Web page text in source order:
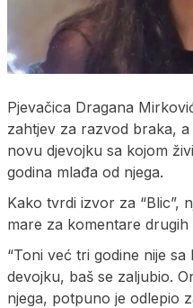
Pjevačica Dragana
zahtjev za razvod braka,
novu djevojku sa kojom
godina mlađa od njega.
Kako tvrdi izvor za “Blic”,
mare za komentare drugih
“Toni već tri godine nije
devojku, baš se zaljubio.
njega, potpuno je odlepio